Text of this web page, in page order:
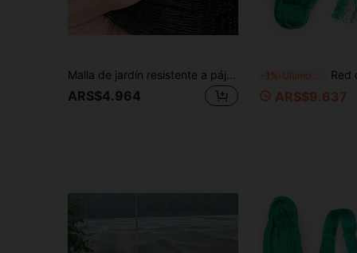
Malla de jardín resistente a pájaros de color negro - Cubierta grande y extendida de rejilla reutilizable y transpirable, adecuada para verduras, árboles frutales y plantas - Barrera duradera contra animales e insectos, protector de jardín fácil de instalar, cubierta protectora de verduras, resistente a desgarros
ARS$4.964
-1% Red de protección para jardín, barrera contra plagas
ARS$9.637